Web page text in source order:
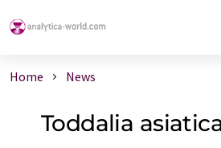
Home News
Toddalia